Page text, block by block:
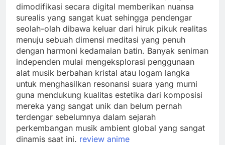
dimodifikasi secara digital memberikan nuansa
surealis yang sangat kuat sehingga pendengar
seolah-olah dibawa keluar dari hiruk pikuk realitas
menuju sebuah dimensi meditasi yang penuh
dengan harmoni kedamaian batin. Banyak seniman
independen mulai mengeksplorasi penggunaan
alat musik berbahan kristal atau logam langka
untuk menghasilkan resonansi suara yang murni
guna mendukung kualitas estetika dari komposisi
mereka yang sangat unik dan belum pernah
terdengar sebelumnya dalam sejarah
perkembangan musik ambient global yang sangat
dinamis saat ini. review anime